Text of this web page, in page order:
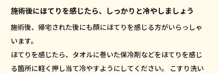
施術後にほてりを感じたら、しっかりと冷やしましょう
施術後、帰宅された後にも顔にほてりを感じる方がいらっしゃ
います。
ほてりを感じたら、タオルに巻いた保冷剤などをほてりを感じ
る箇所に軽く押し当て冷やすようにしてください。 こすり洗い